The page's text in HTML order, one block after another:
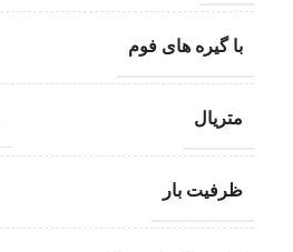
با گیره های فوم
متریال
ظرفیت بار